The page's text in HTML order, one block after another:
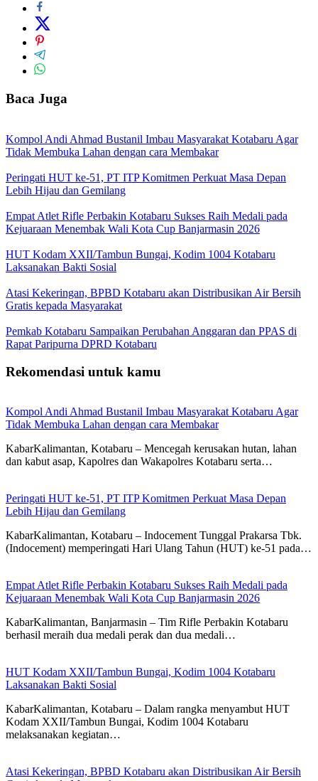
Baca Juga
Kompol Andi Ahmad Bustanil Imbau Masyarakat Kotabaru Agar
Tidak Membuka Lahan dengan cara Membakar
Peringati HUT ke-51, PT ITP Komitmen Perkuat Masa Depan
Lebih Hijau dan Gemilang
Empat Atlet Rifle Perbakin Kotabaru Sukses Raih Medali pada
Kejuaraan Menembak Wali Kota Cup Banjarmasin 2026
HUT Kodam XXII/Tambun Bungai, Kodim 1004 Kotabaru
Laksanakan Bakti Sosial
Atasi Kekeringan, BPBD Kotabaru akan Distribusikan Air Bersih
Gratis kepada Masyarakat
Pemkab Kotabaru Sampaikan Perubahan Anggaran dan PPAS di
Rapat Paripurna DPRD Kotabaru
Rekomendasi untuk kamu
Kompol Andi Ahmad Bustanil Imbau Masyarakat Kotabaru Agar
Tidak Membuka Lahan dengan cara Membakar
KabarKalimantan, Kotabaru – Mencegah kerusakan hutan, lahan
dan kabut asap, Kapolres dan Wakapolres Kotabaru serta…
Peringati HUT ke-51, PT ITP Komitmen Perkuat Masa Depan
Lebih Hijau dan Gemilang
KabarKalimantan, Kotabaru – Indocement Tunggal Prakarsa Tbk.
(Indocement) memperingati Hari Ulang Tahun (HUT) ke-51 pada…
Empat Atlet Rifle Perbakin Kotabaru Sukses Raih Medali pada
Kejuaraan Menembak Wali Kota Cup Banjarmasin 2026
KabarKalimantan, Banjarmasin – Tim Rifle Perbakin Kotabaru
berhasil meraih dua medali perak dan dua medali…
HUT Kodam XXII/Tambun Bungai, Kodim 1004 Kotabaru
Laksanakan Bakti Sosial
KabarKalimantan, Kotabaru – Dalam rangka menyambut HUT
Kodam XXII/Tambun Bungai, Kodim 1004 Kotabaru
melaksanakan kegiatan…
Atasi Kekeringan, BPBD Kotabaru akan Distribusikan Air Bersih